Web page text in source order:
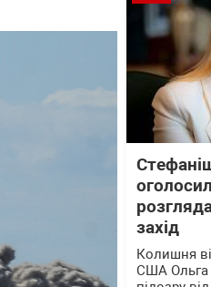
захід
Колишня
США Ольга